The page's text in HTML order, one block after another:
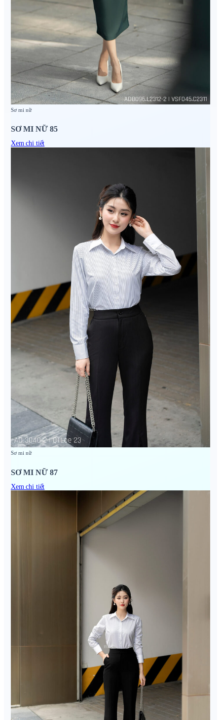
Sơ mi nữ
SƠ MI NỮ 85
Xem chi tiết
Sơ mi nữ
SƠ MI NỮ 87
Xem chi tiết